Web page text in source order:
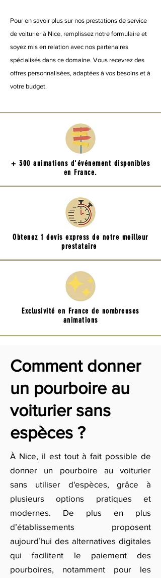
Pour en savoir plus sur nos prestations de service
de voiturier à Nice, remplissez notre formulaire et
soyez mis en relation avec nos partenaires
spécialisés dans ce domaine. Vous recevrez des
offres personnalisées, adaptées à vos besoins et à
votre budget.
+ 300 animations d'événement disponibles
en France.
Obtenez 1 devis express de notre meilleur
prestataire
Exclusivité en France de nombreuses
animations
Comment donner
un pourboire au
voiturier sans
espèces ?
À Nice, il est tout à fait possible de
donner un pourboire au voiturier
sans utiliser d'espèces, grâce à
plusieurs options pratiques et
modernes. De plus en plus
d’établissements proposent
aujourd’hui des alternatives digitales
qui facilitent le paiement des
pourboires, notamment pour les